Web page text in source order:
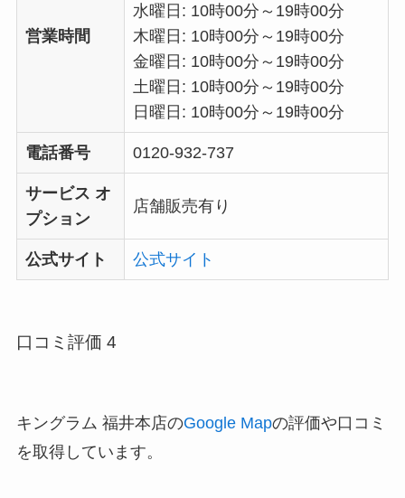
営業時間
水曜日: 10時00分～19時00分
木曜日: 10時00分～19時00分
金曜日: 10時00分～19時00分
土曜日: 10時00分～19時00分
日曜日: 10時00分～19時00分
電話番号 0120-932-737
サービス オ
プション
店舗販売有り
公式サイト 公式サイト
口コミ評価 4
キングラム 福井本店のGoogle Mapの評価や口コミ
を取得しています。